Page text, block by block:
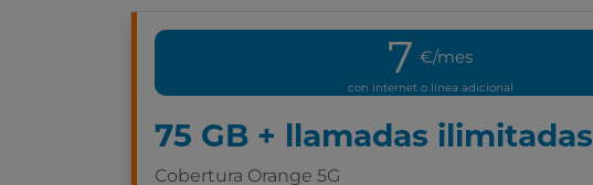
7 €/mes
con internet o línea adicional
75 GB + llamadas ilimitadas
Cobertura Orange 5G